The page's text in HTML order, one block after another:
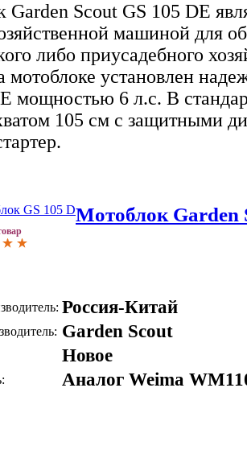
Garden Scout GS 105 DE
машиной для
либо приусадебного
мотоблоке установлен
мощностью 6 л.с. В
105 см с защитными
Мотоблок Garden
Россия-Китай
Garden Scout
Новое
Аналог Weima